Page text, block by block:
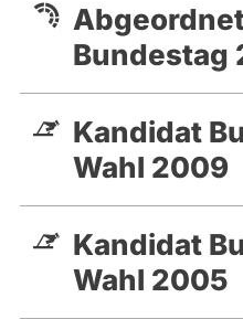
Bundestag
Kandidat
Wahl 2009
Kandidat
Wahl 2005